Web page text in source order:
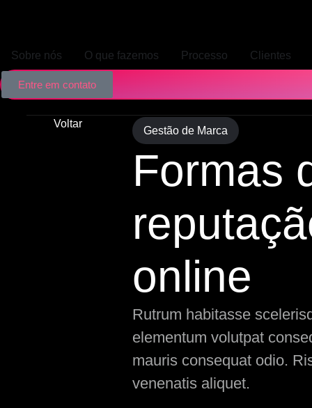
Sobre nós O que fazemos Processo Clientes
Entre em contato
Voltar
Gestão de Marca
Formas
online
Rutrum habitasse
elementum volutpat
mauris consequat odio.
venenatis aliquet.